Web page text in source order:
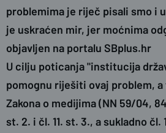
problemima je riječ pisali smo i
je uskraćen mir, jer moćnima
objavljen na portalu SBplus.hr
U cilju poticanja "institucija
pomognu riješiti ovaj problem,
Zakona o medijima (NN 59/04,
st. 2. i čl. 11. st. 3., a sukladno čl.